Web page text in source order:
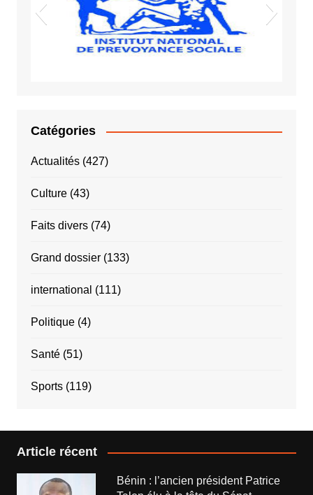
Catégories
Actualités(427)
Culture(43)
Faits divers(74)
Grand dossier(133)
international (111)
Politique(4)
Santé(51)
Sports(119)
Article récent
Bénin : l’ancien président Patrice